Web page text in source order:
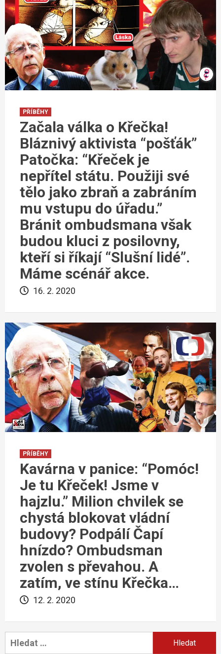
PŘÍBĚHY
Začala válka o Křečka!
Bláznivý aktivista “pošťák”
Patočka: “Křeček je
nepřítel státu. Použiji své
tělo jako zbraň a zabráním
mu vstupu do úřadu.”
Bránit ombudsmana však
budou kluci z posilovny,
kteří si říkají “Slušní lidé”.
Máme scénář akce.
16. 2. 2020
PŘÍBĚHY
Kavárna v panice: “Pomóc!
Je tu Křeček! Jsme v
hajzlu.” Milion chvilek se
chystá blokovat vládní
budovy? Podpálí Čapí
hnízdo? Ombudsman
zvolen s převahou. A
zatím, ve stínu Křečka…
12. 2. 2020
Vyhledávání